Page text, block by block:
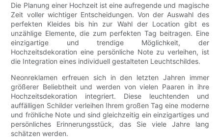
Die Planung einer Hochzeit ist eine aufregende und magische
Zeit voller wichtiger Entscheidungen. Von der Auswahl des
perfekten Kleides bis hin zur Wahl der Location gibt es
unzählige Elemente, die zum perfekten Tag beitragen. Eine
einzigartige und trendige Möglichkeit, der
Hochzeitsdekoration eine persönliche Note zu verleihen, ist
die Integration eines individuell gestalteten Leuchtschildes.
Neonreklamen erfreuen sich in den letzten Jahren immer
größerer Beliebtheit und werden von vielen Paaren in ihre
Hochzeitsdekoration integriert. Diese leuchtenden und
auffälligen Schilder verleihen Ihrem großen Tag eine moderne
und fröhliche Note und sind gleichzeitig ein einzigartiges und
persönliches Erinnerungsstück, das Sie viele Jahre lang
schätzen werden.